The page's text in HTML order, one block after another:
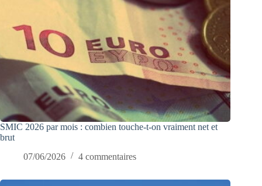
SMIC 2026 par mois : combien touche-t-on vraiment net et
brut
07/06/2026
4 commentaires